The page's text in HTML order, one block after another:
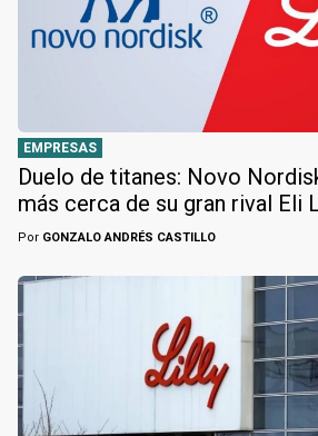
EMPRESAS
Duelo de titanes: Novo
más cerca de su gran rival Eli
Por GONZALO ANDRÉS CASTILLO